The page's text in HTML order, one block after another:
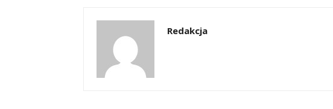
Redakcja